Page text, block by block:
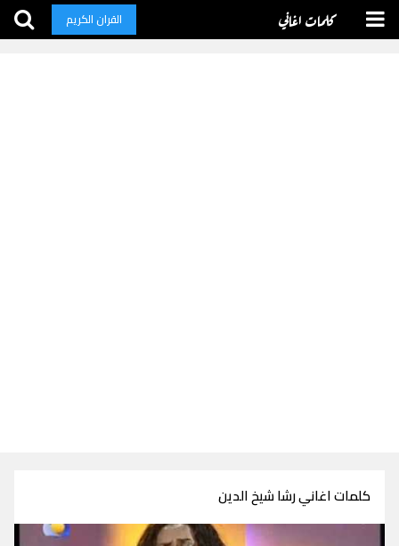
كلمات اغاني القران الكريم
كلمات اغاني رشا شيخ الدين